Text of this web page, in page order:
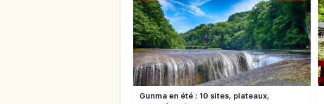
Gunma en été : 10 sites, plateaux,